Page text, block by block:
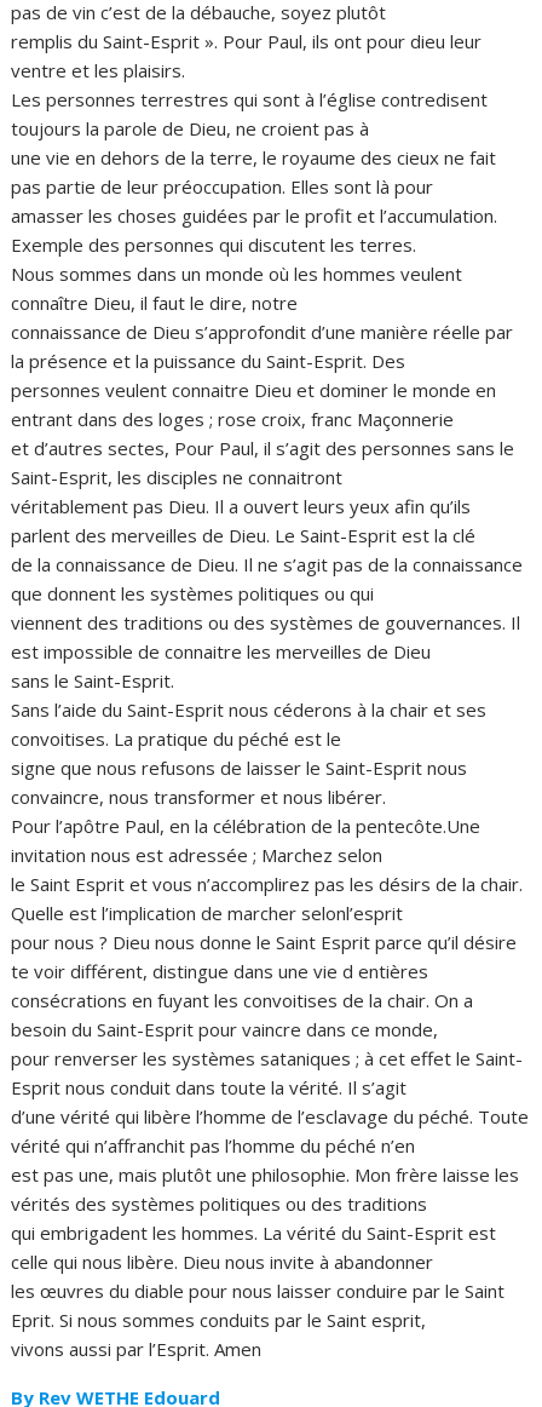
pas de vin c’est de la débauche, soyez plutôt
remplis du Saint-Esprit ». Pour Paul, ils ont pour dieu leur
ventre et les plaisirs.
Les personnes terrestres qui sont à l’église contredisent
toujours la parole de Dieu, ne croient pas à
une vie en dehors de la terre, le royaume des cieux ne fait
pas partie de leur préoccupation. Elles sont là pour
amasser les choses guidées par le profit et l’accumulation.
Exemple des personnes qui discutent les terres.
Nous sommes dans un monde où les hommes veulent
connaître Dieu, il faut le dire, notre
connaissance de Dieu s’approfondit d’une manière réelle par
la présence et la puissance du Saint-Esprit. Des
personnes veulent connaitre Dieu et dominer le monde en
entrant dans des loges ; rose croix, franc Maçonnerie
et d’autres sectes, Pour Paul, il s’agit des personnes sans le
Saint-Esprit, les disciples ne connaitront
véritablement pas Dieu. Il a ouvert leurs yeux afin qu’ils
parlent des merveilles de Dieu. Le Saint-Esprit est la clé
de la connaissance de Dieu. Il ne s’agit pas de la connaissance
que donnent les systèmes politiques ou qui
viennent des traditions ou des systèmes de gouvernances. Il
est impossible de connaitre les merveilles de Dieu
sans le Saint-Esprit.
Sans l’aide du Saint-Esprit nous céderons à la chair et ses
convoitises. La pratique du péché est le
signe que nous refusons de laisser le Saint-Esprit nous
convaincre, nous transformer et nous libérer.
Pour l’apôtre Paul, en la célébration de la pentecôte.Une
invitation nous est adressée ; Marchez selon
le Saint Esprit et vous n’accomplirez pas les désirs de la chair.
Quelle est l’implication de marcher selonl’esprit
pour nous ? Dieu nous donne le Saint Esprit parce qu’il désire
te voir différent, distingue dans une vie d entières
consécrations en fuyant les convoitises de la chair. On a
besoin du Saint-Esprit pour vaincre dans ce monde,
pour renverser les systèmes sataniques ; à cet effet le Saint-
Esprit nous conduit dans toute la vérité. Il s’agit
d’une vérité qui libère l’homme de l’esclavage du péché. Toute
vérité qui n’affranchit pas l’homme du péché n’en
est pas une, mais plutôt une philosophie. Mon frère laisse les
vérités des systèmes politiques ou des traditions
qui embrigadent les hommes. La vérité du Saint-Esprit est
celle qui nous libère. Dieu nous invite à abandonner
les œuvres du diable pour nous laisser conduire par le Saint
Eprit. Si nous sommes conduits par le Saint esprit,
vivons aussi par l’Esprit. Amen
By Rev WETHE Edouard